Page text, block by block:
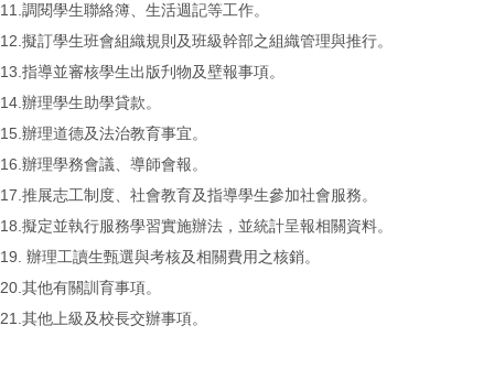
11.調閱學生聯絡簿、生活週記等工作。
12.擬訂學生班會組織規則及班級幹部之組織管理與推行。
13.指導並審核學生出版刋物及壁報事項。
14.辦理學生助學貸款。
15.辦理道德及法治教育事宜。
16.辦理學務會議、導師會報。
17.推展志工制度、社會教育及指導學生參加社會服務。
18.擬定並執行服務學習實施辦法，並統計呈報相關資料。
19. 辦理工讀生甄選與考核及相關費用之核銷。
20.其他有關訓育事項。
21.其他上級及校長交辦事項。